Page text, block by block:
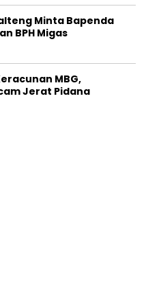
Minta Bapenda
BPH Migas
MBG,
Jerat Pidana